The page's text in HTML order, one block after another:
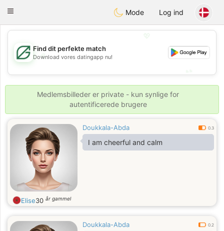
GulfDating
Toggle
Mode Log ind
💖
💕
Find dit perfekte match
Download vores datingapp nu!
Medlemsbilleder er private - kun synlige for
autentificerede brugere
Doukkala-Abda 0.3
I am cheerful and calm
Elise30 år gammel
Doukkala-Abda 0.2